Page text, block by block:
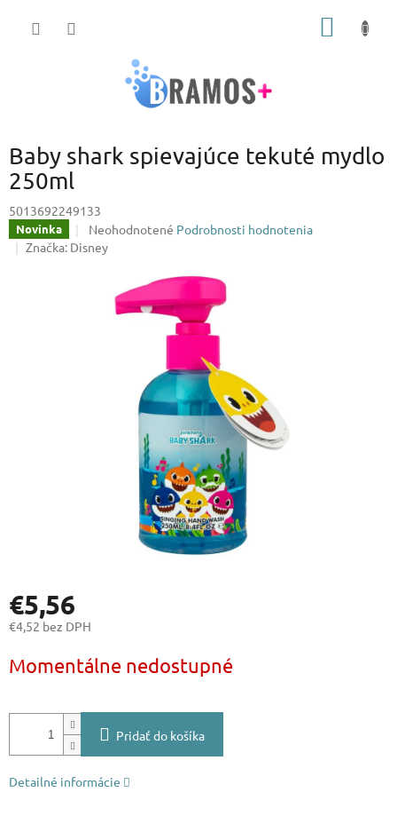
Baby shark spievajúce tekuté mydlo
250ml
5013692249133
Novinka
Priemerné
hodnotenie
Neohodnotené Podrobnosti hodnotenia
Značka: Disney
€5,56
€4,52 bez DPH
cena:
Momentálne nedostupné
Pridať do košíka
Detailné informácie